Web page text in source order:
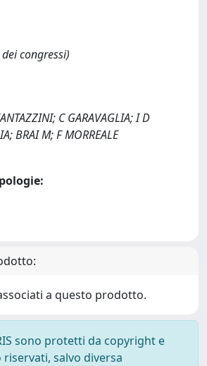
congressi)
C GARAVAGLIA; I D
BRAI M; F MORREALE
a questo prodotto.
sono protetti da copyright e
salvo diversa